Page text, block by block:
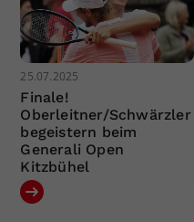
25.07.2025
Finale!
Oberleitner/Schwärzler
begeistern beim
Generali Open
Kitzbühel